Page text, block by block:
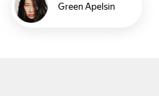
Green Apelsin